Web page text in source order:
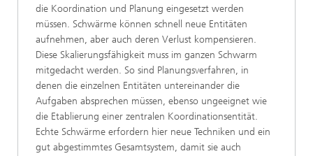
die Koordination und Planung eingesetzt werden
müssen. Schwärme können schnell neue Entitäten
aufnehmen, aber auch deren Verlust kompensieren.
Diese Skalierungsfähigkeit muss im ganzen Schwarm
mitgedacht werden. So sind Planungsverfahren, in
denen die einzelnen Entitäten untereinander die
Aufgaben absprechen müssen, ebenso ungeeignet wie
die Etablierung einer zentralen Koordinationsentität.
Echte Schwärme erfordern hier neue Techniken und ein
gut abgestimmtes Gesamtsystem, damit sie auch